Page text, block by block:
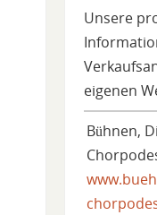
Unsere
eigenen
Bühnen,